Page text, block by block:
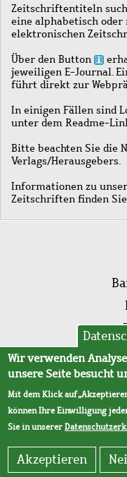
Zeitschriftentiteln
eine alphabetisch oder
elektronischen
Über den Button
jeweiligen E-Journal.
führt direkt zur
In einigen Fällen sind
unter dem Readme-
Bitte beachten Sie die
Verlags/Herausgebers.
Informationen zu
Zeitschriften finden Sie
Wir verwenden
unsere Seite besucht
Mit dem Klick auf
können Ihre Einwilligung
Sie in unserer
Akzeptieren